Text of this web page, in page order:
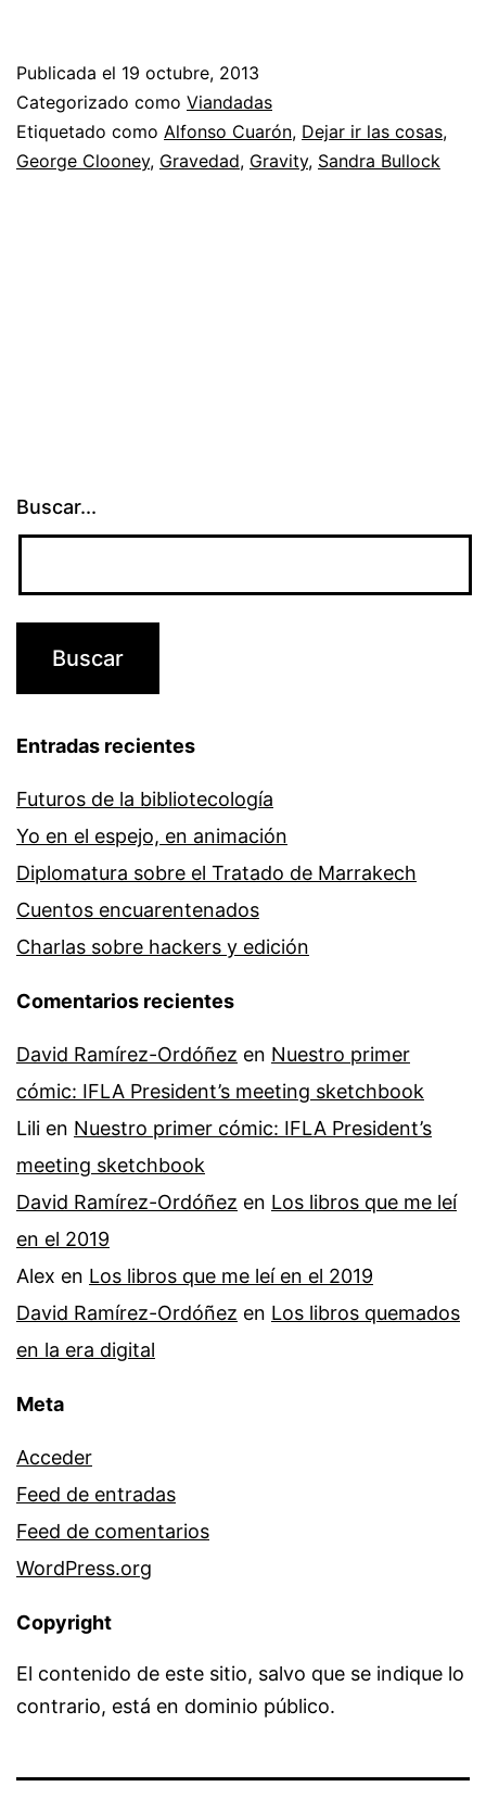
Cuarón
Publicada el 19 octubre, 2013
Categorizado como Viandadas
Etiquetado como Alfonso Cuarón, Dejar ir las cosas,
George Clooney, Gravedad, Gravity, Sandra Bullock
Buscar...
Entradas recientes
Futuros de la bibliotecología
Yo en el espejo, en animación
Diplomatura sobre el Tratado de Marrakech
Cuentos encuarentenados
Charlas sobre hackers y edición
Comentarios recientes
David Ramírez-Ordóñez en Nuestro primer
cómic: IFLA President’s meeting sketchbook
Lili en Nuestro primer cómic: IFLA President’s
meeting sketchbook
David Ramírez-Ordóñez en Los libros que me leí
en el 2019
Alex en Los libros que me leí en el 2019
David Ramírez-Ordóñez en Los libros quemados
en la era digital
Meta
Acceder
Feed de entradas
Feed de comentarios
WordPress.org
Copyright
El contenido de este sitio, salvo que se indique lo
contrario, está en dominio público.